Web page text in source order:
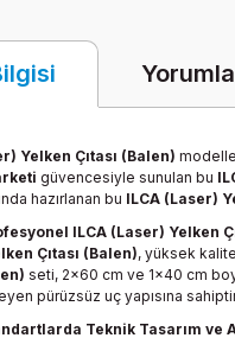
Yelken Çıtası (Balen)
güvencesiyle sunulan bu
hazırlanan bu ILCA (Laser)
ILCA (Laser) Yelken
Çıtası (Balen), yüksek
seti, 2x60 cm ve 1x40 cm
pürüzsüz uç yapısına
Teknik Tasarım ve